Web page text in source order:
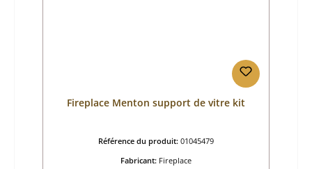
Fireplace Menton support de vitre kit
Référence du produit: 01045479
Fabricant: Fireplace